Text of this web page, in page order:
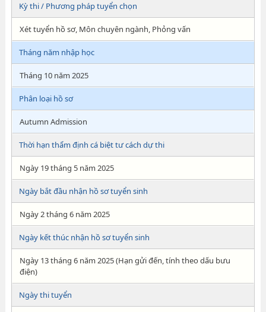
Kỳ thi / Phương pháp tuyển chọn
Xét tuyển hồ sơ, Môn chuyên ngành, Phỏng vấn
Tháng năm nhập học
Tháng 10 năm 2025
Phân loại hồ sơ
Autumn Admission
Thời hạn thẩm định cá biệt tư cách dự thi
Ngày 19 tháng 5 năm 2025
Ngày bắt đầu nhận hồ sơ tuyển sinh
Ngày 2 tháng 6 năm 2025
Ngày kết thúc nhận hồ sơ tuyển sinh
Ngày 13 tháng 6 năm 2025 (Hạn gửi đến, tính theo dấu bưu
điện)
Ngày thi tuyển